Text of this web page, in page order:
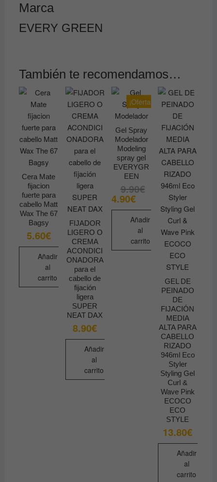
Marca
EVERY GREEN
También te recomendamos…
Cera Mate
fijacion
fuerte para
cabello Matt
Wax The 67
Bagsy
5.60€
Añadir
al
carrito
FIJADOR
LIGERO O
CREMA
ACONDICI
ONADORA
para el
cabello de
fijación
ligera
SUPER
NEAT DAX
8.90€
Añadir
al
carrito
¡Oferta!
Gel Spray
Modelador
Modeling
spray gel
EVERYGR
EEN
9.90€El
precio
era:
9.90€.
4.90€
El
precio
es:
4.90€.
Añadir
al
carrito
GEL DE
PEINADO
DE
FIJACIÓN
MEDIA
ALTA PARA
CABELLO
RIZADO
946ml Eco
Styler
Styling Gel
Curl &
Wave Pink
ECOCO
ECO
STYLE
13.80€
Añadir
al
carrito